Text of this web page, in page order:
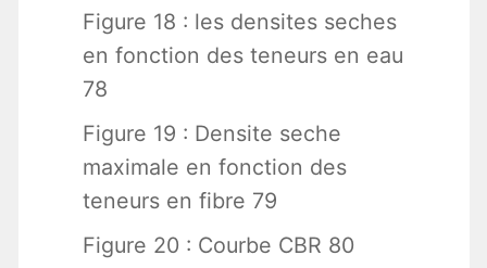
Figure 18 : les densites seches
en fonction des teneurs en eau
78
Figure 19 : Densite seche
maximale en fonction des
teneurs en fibre 79
Figure 20 : Courbe CBR 80